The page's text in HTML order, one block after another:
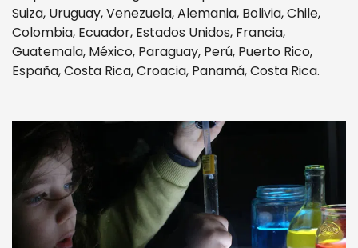
Suiza, Uruguay, Venezuela, Alemania, Bolivia, Chile,
Colombia, Ecuador, Estados Unidos, Francia,
Guatemala, México, Paraguay, Perú, Puerto Rico,
España, Costa Rica, Croacia, Panamá, Costa Rica.